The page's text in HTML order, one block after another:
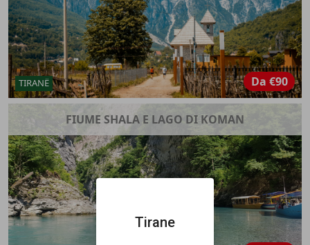
TIRANË Da €90
FIUME SHALA E LAGO DI KOMAN
Tirane